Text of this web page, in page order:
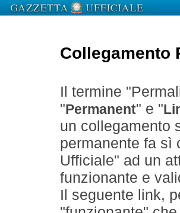
Collegamento
Il termine
" Permanent" e "
un collegamento
permanente fa sì
Ufficiale" ad un
funzionante e
Il seguente link,